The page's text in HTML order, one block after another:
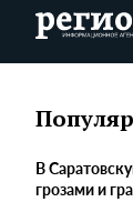
В
грозами и